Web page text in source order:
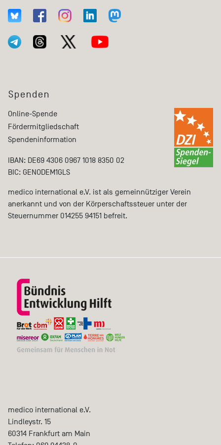
Spenden
Online-Spende
Fördermitgliedschaft
Spendeninformation
IBAN: DE69 4306 0967 1018 8350 02
BIC: GENODEM1GLS
medico international e.V. ist als gemeinnütziger Verein
anerkannt und von der Körperschaftssteuer unter der
Steuernummer 014255 94151 befreit.
medico international e.V.
Lindleystr. 15
60314 Frankfurt am Main